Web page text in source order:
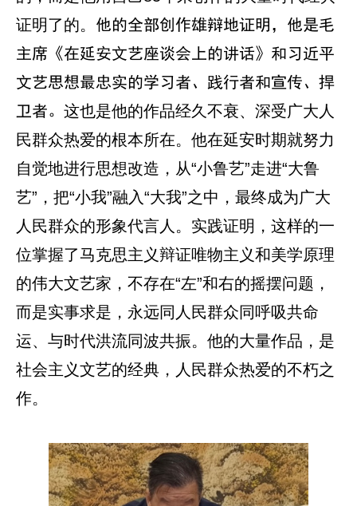
证明了的。 他的全部创作雄辩地证明，他是毛
主席《在延安文艺座谈会上的讲话》和习近平
文艺思想最忠实的学习者、践行者和宣传、捍
卫者。 这也是他的作品经久不衰、深受广大人
民群众热爱的根本所在。他在延安时期就努力
自觉地进行思想改造，从“小鲁艺”走进“大鲁
艺”，把“小我”融入“大我”之中，最终成为广大
人民群众的形象代言人。实践证明，这样的一
位掌握了马克思主义辩证唯物主义和美学原理
的伟大文艺家，不存在“左”和右的摇摆问题，
而是实事求是，永远同人民群众同呼吸共命
运、与时代洪流同波共振。他的大量作品，是
社会主义文艺的经典，人民群众热爱的不朽之
作。